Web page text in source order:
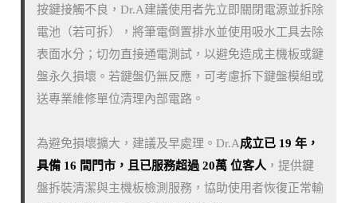
按鍵接觸不良，Dr.A建議使用者先立即關閉電源並拆除
電池（若可拆），將筆電倒置排水並使用吸水工具去除
表面水分；切勿直接通電測試，以避免造成主機板或鍵
盤永久損壞。若鍵盤仍無反應，可考慮拆下鍵盤模組或
送專業維修單位清理內部電路。
為避免損壞擴大，建議及早處理。Dr.A成立已 19 年，
具備 16 間門市，且已服務超過 20萬 位客人，提供鍵
盤拆裝清潔與主機板檢測服務，協助使用者恢復正常輸